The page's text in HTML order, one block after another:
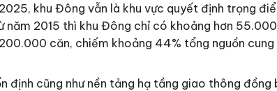
khu Đông vẫn là khu vực quyết định trọng
năm 2015 thì khu Đông chỉ có khoảng hơn
căn, chiếm khoảng 44% tổng nguồn
định cũng như nền tảng hạ tầng giao thông đồng